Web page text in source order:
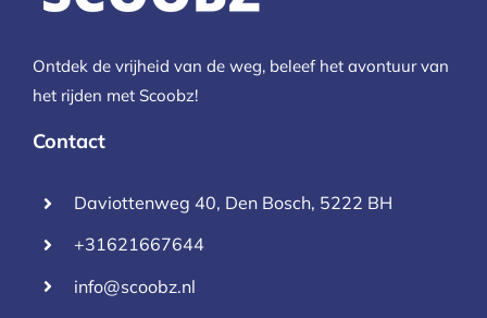
Ontdek de vrijheid van de weg, beleef het avontuur van
het rijden met Scoobz!
Contact
Daviottenweg 40, Den Bosch, 5222 BH
+31621667644
info@scoobz.nl